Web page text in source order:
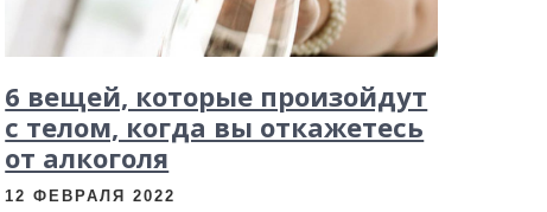
6 вещей, которые произойдут
с телом, когда вы откажетесь
от алкоголя
12 ФЕВРАЛЯ 2022